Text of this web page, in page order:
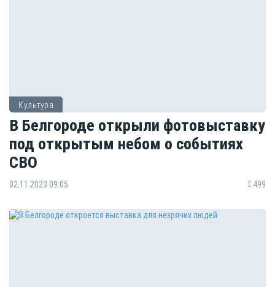
Культура
В Белгороде открыли фотовыставку
под открытым небом о событиях
СВО
02.11.2023 09:05 499